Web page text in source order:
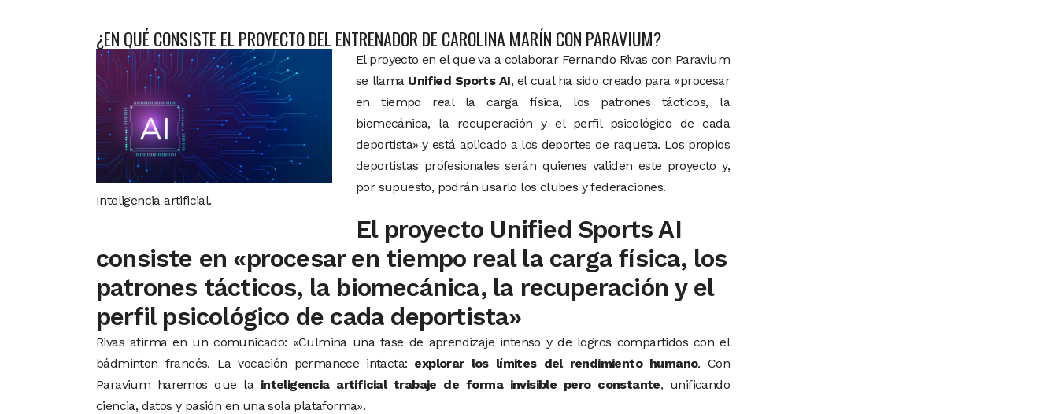
¿EN QUÉ CONSISTE EL PROYECTO DEL ENTRENADOR DE CAROLINA MARÍN CON PARAVIUM?
Inteligencia artificial.
El proyecto en el que va a colaborar Fernando Rivas con Paravium
se llama Unified Sports AI, el cual ha sido creado para «procesar
en tiempo real la carga física, los patrones tácticos, la
biomecánica, la recuperación y el perfil psicológico de cada
deportista» y está aplicado a los deportes de raqueta. Los propios
deportistas profesionales serán quienes validen este proyecto y,
por supuesto, podrán usarlo los clubes y federaciones.
El proyecto Unified Sports AI
consiste en «procesar en tiempo real la carga física, los
patrones tácticos, la biomecánica, la recuperación y el
perfil psicológico de cada deportista»
Rivas afirma en un comunicado: «Culmina una fase de aprendizaje intenso y de logros compartidos con el
bádminton francés. La vocación permanece intacta: explorar los límites del rendimiento humano. Con
Paravium haremos que la inteligencia artificial trabaje de forma invisible pero constante, unificando
ciencia, datos y pasión en una sola plataforma».